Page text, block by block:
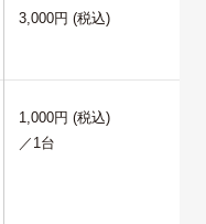
3,000円 (税込)
1,000円 (税込)
／1台